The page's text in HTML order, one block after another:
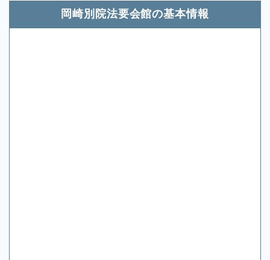
岡崎別院法要会館の基本情報